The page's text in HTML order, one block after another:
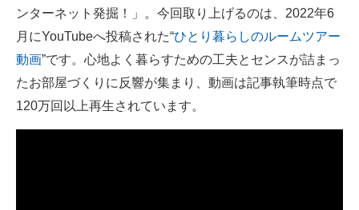
スマホと通信の最新トレンド
進化するPCとデバイスの未来
好きが集まる 比べて選べる
ンターネット発掘！」。今回取り上げるのは、2022年6
月にYouTubeへ投稿された“ひとり暮らしのルームツアー
動画”です。心地よく暮らすための工夫とセンスが詰まっ
たお部屋づくりに反響が集まり、動画は記事執筆時点で
120万回以上再生されています。